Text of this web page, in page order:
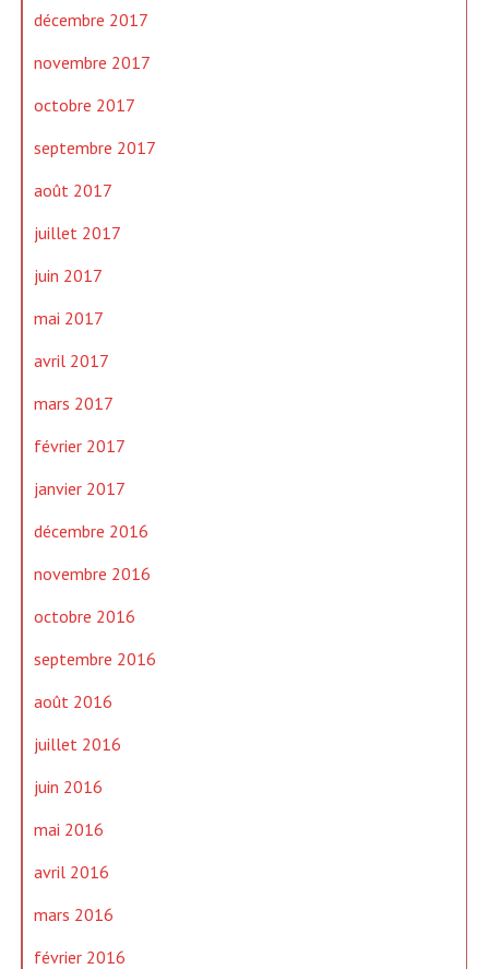
décembre 2017
novembre 2017
octobre 2017
septembre 2017
août 2017
juillet 2017
juin 2017
mai 2017
avril 2017
mars 2017
février 2017
janvier 2017
décembre 2016
novembre 2016
octobre 2016
septembre 2016
août 2016
juillet 2016
juin 2016
mai 2016
avril 2016
mars 2016
février 2016